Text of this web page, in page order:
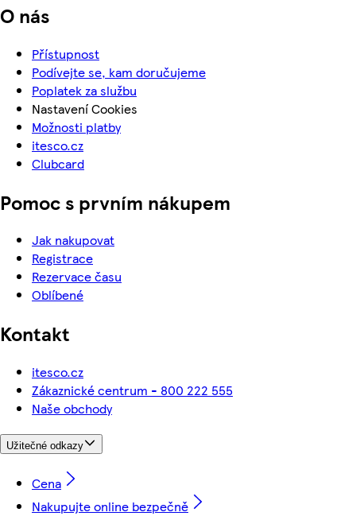
O nás
Přístupnost
Podívejte se, kam doručujeme
Poplatek za službu
Nastavení Cookies
Možnosti platby
itesco.cz
Clubcard
Pomoc s prvním nákupem
Jak nakupovat
Registrace
Rezervace času
Oblíbené
Kontakt
itesco.cz
Zákaznické centrum - 800 222 555
Naše obchody
Užitečné odkazy
Cena
Nakupujte online bezpečně